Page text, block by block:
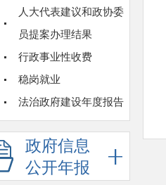
人大代表建议和政协委
员提案办理结果
行政事业性收费
稳岗就业
法治政府建设年度报告
政府信息
公开年报